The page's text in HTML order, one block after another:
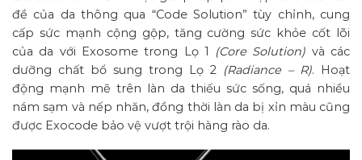
đề của da thông qua “Code Solution” tùy chỉnh, cung
cấp sức mạnh cộng gộp, tăng cường sức khỏe cốt lõi
của da với Exosome trong Lọ 1
(Core Solution) và các
dưỡng chất bổ sung trong Lọ 2 (Radiance – R). Hoạt
động mạnh mẽ trên làn da thiếu sức sống, quá nhiều
nám sạm và nếp nhăn, đồng thời làn da bị xỉn màu cũng
được Exocode bảo vệ vượt trội hàng rào da.